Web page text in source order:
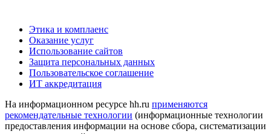
Этика и комплаенс
Оказание услуг
Использование сайтов
Защита персональных данных
Пользовательское соглашение
ИТ аккредитация
На информационном ресурсе hh.ru применяются
рекомендательные технологии (информационные технологии
предоставления информации на основе сбора, систематизации